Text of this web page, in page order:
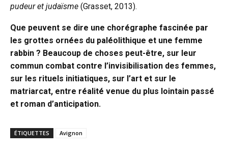
pudeur et judaïsme (Grasset, 2013).
Que peuvent se dire une chorégraphe fascinée par
les grottes ornées du paléolithique et une femme
rabbin ? Beaucoup de choses peut-être, sur leur
commun combat contre l’invisibilisation des femmes,
sur les rituels initiatiques, sur l’art et sur le
matriarcat, entre réalité venue du plus lointain passé
et roman d’anticipation.
ÉTIQUETTES Avignon